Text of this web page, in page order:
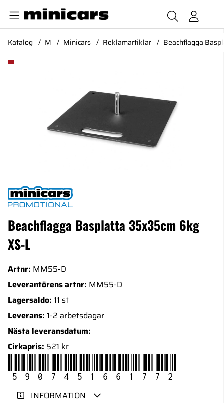
Katalog M Minicars Reklamartiklar Beachflagga
Produktbilder Beachflagga Basplatta 35x35cm 6kg XS-L
Beachflagga Basplatta 35x35cm 6kg
XS-L
Artnr: MM55-D
Leverantörens artnr: MM55-D
Lagersaldo: 11 st
Leverans: 1-2 arbetsdagar
Nästa leveransdatum:
Cirkapris: 521 kr
5907451661772
INFORMATION